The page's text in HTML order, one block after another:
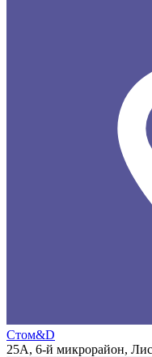
Стом&D
25А, 6-й микрорайон,